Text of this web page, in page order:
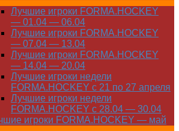
Лучшие игроки FORMA.HOCKEY
— 01.04 — 06.04
Лучшие игроки FORMA.HOCKEY
— 07.04 — 13.04
Лучшие игроки FORMA.HOCKEY
— 14.04 — 20.04
Лучшие игроки недели
FORMA.HOCKEY с 21 по 27 апреля
Лучшие игроки недели
FORMA.HOCKEY с 28.04 — 30.04
игроки FORMA.HOCKEY — май